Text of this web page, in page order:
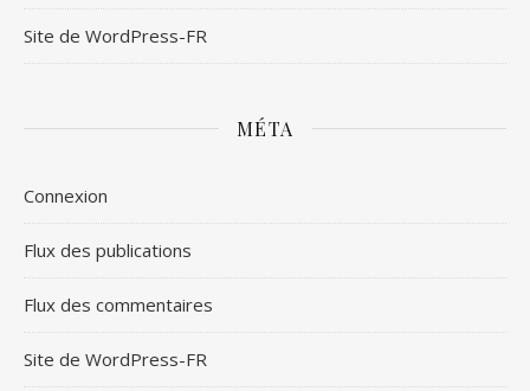
Site de WordPress-FR
MÉTA
Connexion
Flux des publications
Flux des commentaires
Site de WordPress-FR